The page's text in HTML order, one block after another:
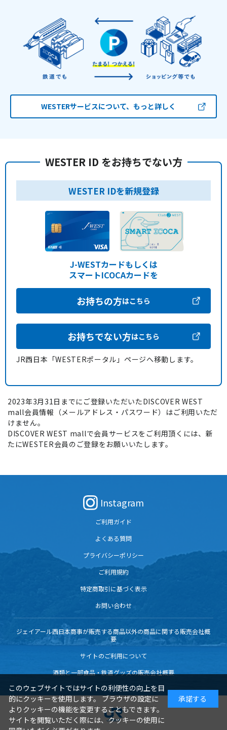
WESTERサービスについて、もっと詳しく
WESTER ID をお持ちでない方
WESTER IDを新規登録
J-WESTカードもしくは
スマートICOCAカードを
お持ちの方はこちら
お持ちでない方はこちら
JR西日本「WESTERポータル」ページへ移動します。
2023年3月31日までにご登録いただいたDISCOVER WEST
mall会員情報（メールアドレス・パスワード）はご利用いただ
けません。
DISCOVER WEST mallで会員サービスをご利用頂くには、新
たにWESTER会員のご登録をお願いいたします。
Instagram
ご利用ガイド
よくある質問
プライバシーポリシー
ご利用規約
特定商取引に基づく表示
お問い合わせ
ジェイアール西日本商事が販売する商品以外の商品に関する販売会社概
要
サイトのご利用について
酒類と一部食品・鉄道グッズの販売会社概要
このウェブサイトではサイトの利便性の向上を目
的にクッキーを使用します。 ブラウザの設定に
よりクッキーの機能を変更することもできます。
サイトを閲覧いただく際には、クッキーの使用に
承諾する